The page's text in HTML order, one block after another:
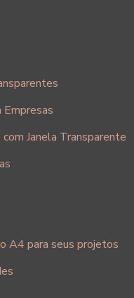
Janela Transparente
A4 para seus projetos